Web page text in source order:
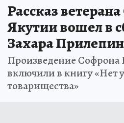
Рассказ
Якутии вошел в
Захара
Произведение Софрона
включили в книгу «Нет
товарищества»